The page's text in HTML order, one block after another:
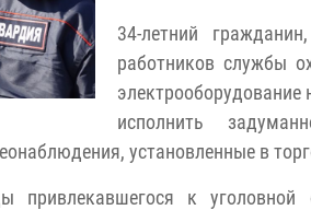
34-летний
работников службы
исполнить
установленные в
привлекавшегося к